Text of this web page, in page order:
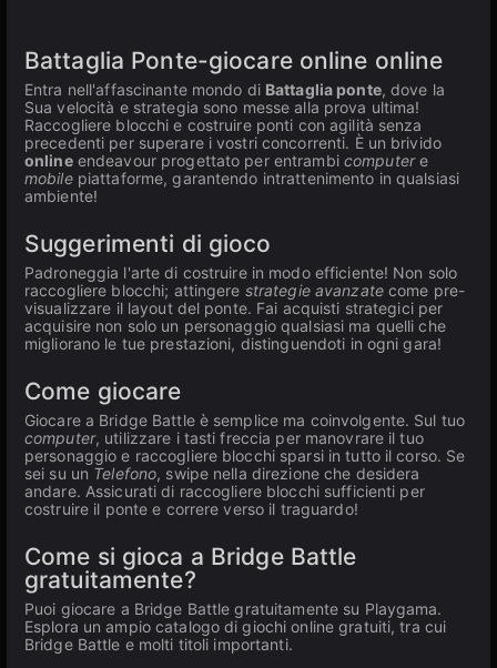
Battaglia Ponte-giocare online online
Entra nell'affascinante mondo di Battaglia ponte, dove la
Sua velocità e strategia sono messe alla prova ultima!
Raccogliere blocchi e costruire ponti con agilità senza
precedenti per superare i vostri concorrenti. È un brivido
onlineendeavour progettato per entrambi computere
mobilepiattaforme, garantendo intrattenimento in qualsiasi
ambiente!
Suggerimenti di gioco
Padroneggia l'arte di costruire in modo efficiente! Non solo
raccogliere blocchi; attingere strategie avanzatecome pre-
visualizzare il layout del ponte. Fai acquisti strategici per
acquisire non solo un personaggio qualsiasi ma quelli che
migliorano le tue prestazioni, distinguendoti in ogni gara!
Come giocare
Giocare a Bridge Battle è semplice ma coinvolgente. Sul tuo
computer, utilizzare i tasti freccia per manovrare il tuo
personaggio e raccogliere blocchi sparsi in tutto il corso. Se
sei su un Telefono, swipe nella direzione che desidera
andare. Assicurati di raccogliere blocchi sufficienti per
costruire il ponte e correre verso il traguardo!
Come si gioca a Bridge Battle
gratuitamente?
Puoi giocare a Bridge Battle gratuitamente su Playgama.
Esplora un ampio catalogo di giochi online gratuiti, tra cui
Bridge Battle e molti titoli importanti.